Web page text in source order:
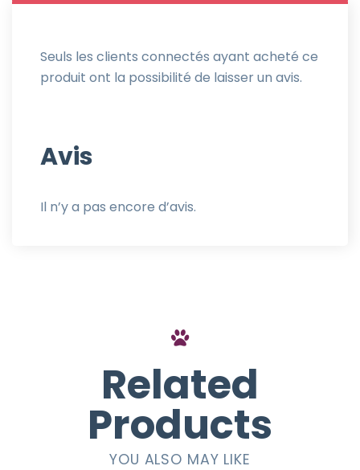
Avis
Il n’y a pas encore d’avis.
Seuls les clients connectés ayant acheté ce
produit ont la possibilité de laisser un avis.
Related
Products
YOU ALSO MAY LIKE